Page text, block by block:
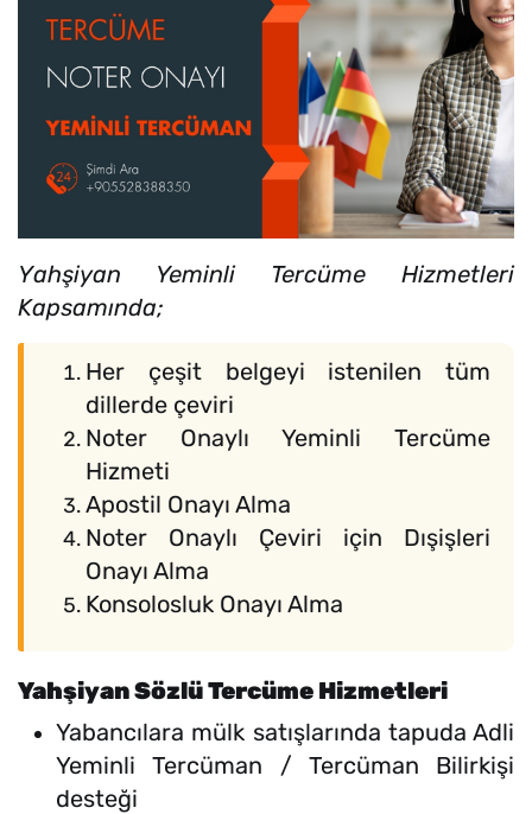
Yahşiyan Yeminli Tercüme Hizmetleri
Kapsamında;
Her çeşit belgeyi istenilen tüm
dillerde çeviri
Noter Onaylı Yeminli Tercüme
Hizmeti
Apostil Onayı Alma
Noter Onaylı Çeviri için Dışişleri
Onayı Alma
Konsolosluk Onayı Alma
Yahşiyan Sözlü Tercüme Hizmetleri
Yabancılara mülk satışlarında tapuda Adli
Yeminli Tercüman / Tercüman Bilirkişi
desteği